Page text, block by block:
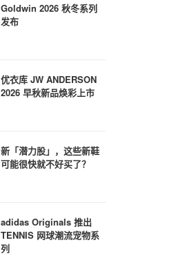
Goldwin 2026 秋冬系列
发布
优衣库 JW ANDERSON
2026 早秋新品焕彩上市
新「潜力股」，这些新鞋
可能很快就不好买了？
adidas Originals 推出
TENNIS 网球潮流宠物系
列